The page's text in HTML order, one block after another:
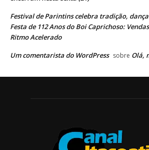
Festival de Parintins celebra tradição,
Festa de 112 Anos do Boi Caprichoso:
Ritmo Acelerado
Um comentarista do WordPress sobre Olá,